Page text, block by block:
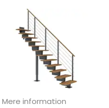
Mere information